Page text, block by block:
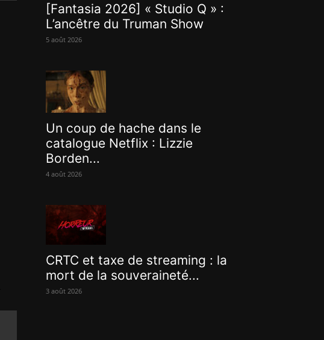
[Fantasia 2026] « Studio Q » :
L’ancêtre du Truman Show
5 août 2026
Un coup de hache dans le
catalogue Netflix : Lizzie
Borden...
4 août 2026
CRTC et taxe de streaming : la
mort de la souveraineté...
3 août 2026